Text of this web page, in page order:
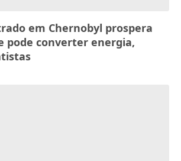
em Chernobyl prospera
pode converter energia,